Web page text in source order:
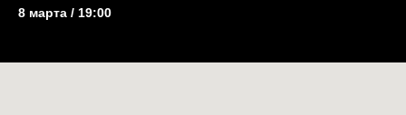
8 марта / 19:00